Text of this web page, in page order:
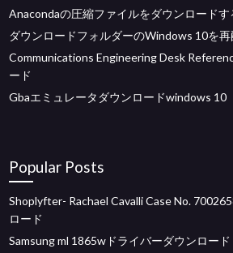
Anacondaの圧縮ファイルをダウンロードす
ダウンロードフォルダーのWindows 10を
Communications Engineering Desk
ード
Gbaエミュレータダウンロードwindows 10
Popular Posts
Shoplyfter- Rachael Cavalli Case No.
ロード
Samsung ml 1865wドライバーダウンロード